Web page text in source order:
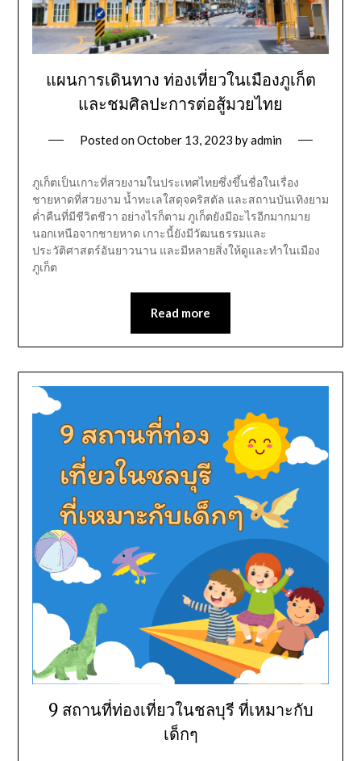
แผนการเดินทาง ท่องเที่ยวในเมืองภูเก็ต
และชมศิลปะการต่อสู้มวยไทย
Posted onOctober 13, 2023 byadmin
ภูเก็ตเป็นเกาะที่สวยงามในประเทศไทยซึ่งขึ้นชื่อในเรื่อง
ชายหาดที่สวยงาม น้ำทะเลใสดุจคริสตัล และสถานบันเทิงยาม
ค่ำคืนที่มีชีวิตชีวา อย่างไรก็ตาม ภูเก็ตยังมีอะไรอีกมากมาย
นอกเหนือจากชายหาด เกาะนี้ยังมีวัฒนธรรมและ
ประวัติศาสตร์อันยาวนาน และมีหลายสิ่งให้ดูและทำในเมือง
ภูเก็ต
Read more
9 สถานที่ท่องเที่ยวในชลบุรี ที่เหมาะกับ
เด็กๆ